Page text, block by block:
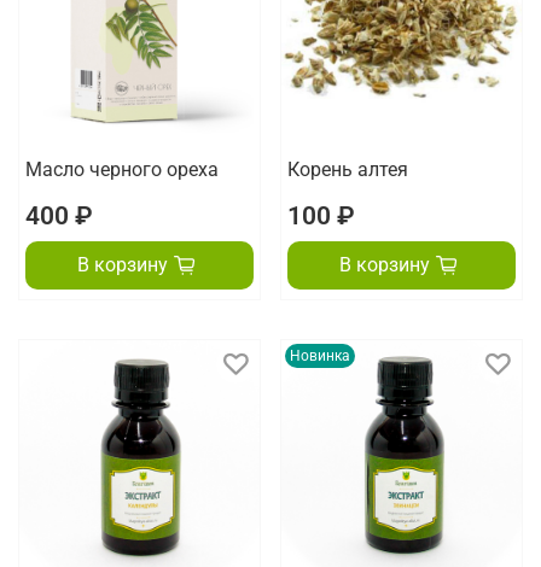
Масло черного ореха
400 ₽
В корзину
Корень алтея
100 ₽
В корзину
Новинка